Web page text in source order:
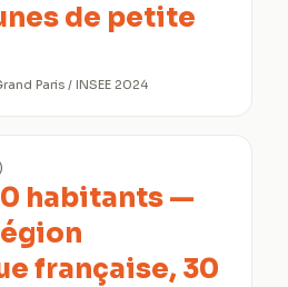
de petite
Paris / INSEE 2024
habitants —
française, 30